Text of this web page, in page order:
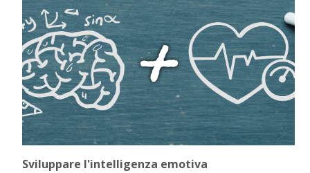
Sviluppare l'intelligenza emotiva